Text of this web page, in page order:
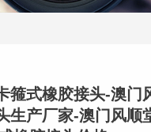
箍式橡胶接头-澳门
生产厂家-澳门风顺